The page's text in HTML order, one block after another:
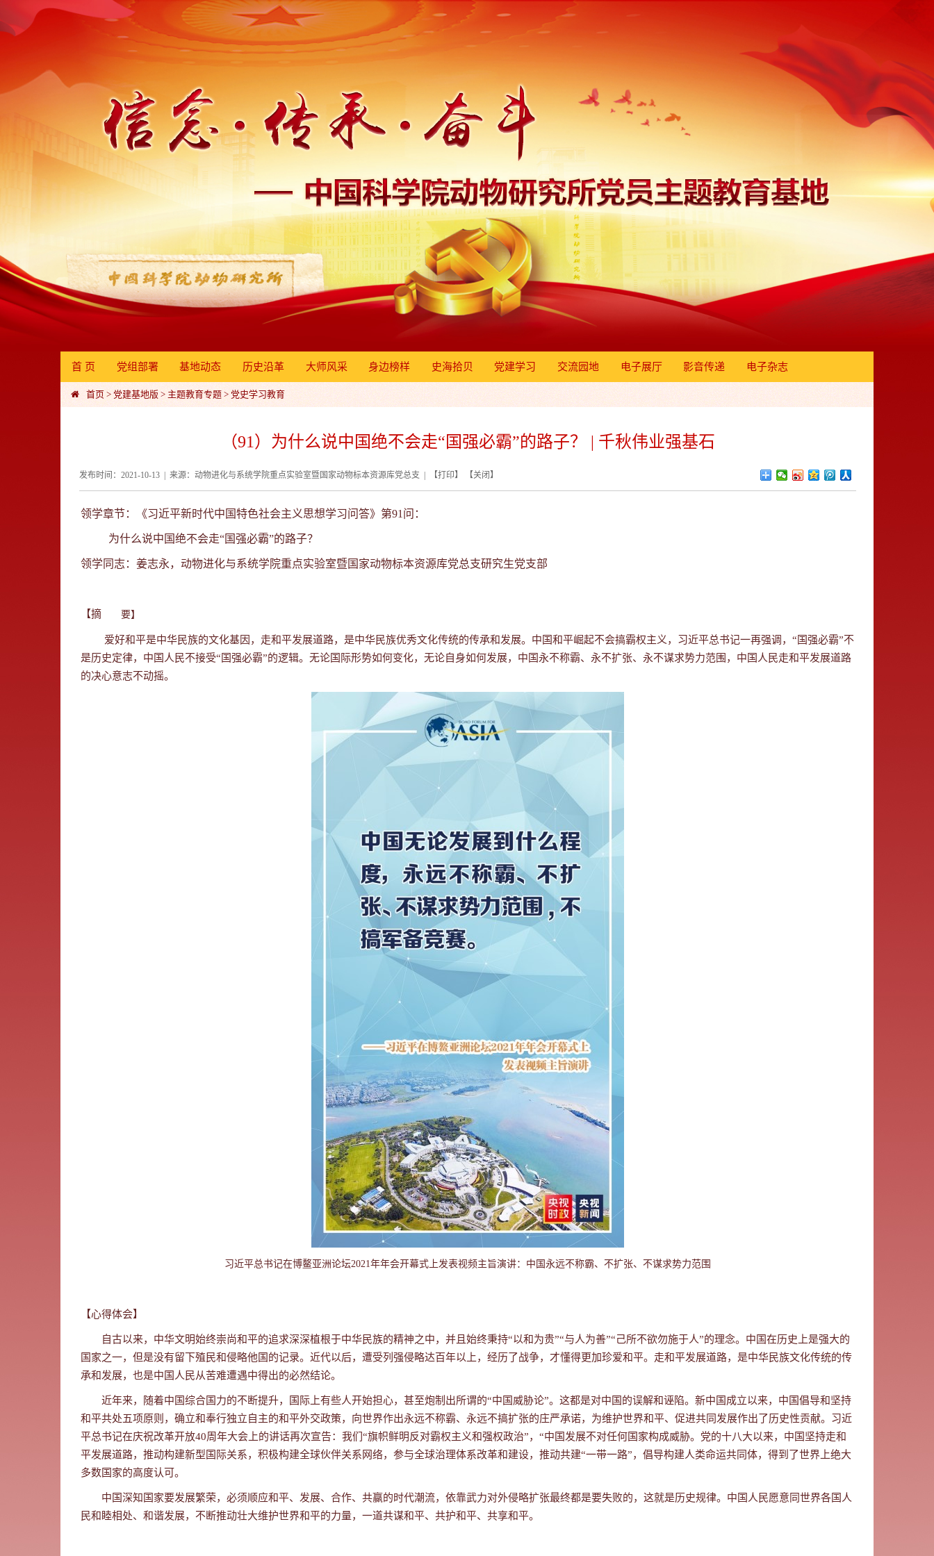
首 页 党组部署 基地动态 历史沿革 大师风采 身边榜样 史海拾贝 党建学习 交流园地 电子展厅 影音传递 电子杂志
首页 > 党建基地版 > 主题教育专题 > 党史学习教育
（91）为什么说中国绝不会走“国强必霸”的路子？ | 千秋伟业强基石
发布时间：2021-10-13 | 来源：动物进化与系统学院重点实验室暨国家动物标本资源库党总支 | 【打印】 【关闭 】
领学章节：《习近平新时代中国特色社会主义思想学习问答》第91问：
为什么说中国绝不会走“国强必霸”的路子？
领学同志：姜志永，动物进化与系统学院重点实验室暨国家动物标本资源库党总支研究生党支部
【摘 要】
爱好和平是中华民族的文化基因，走和平发展道路，是中华民族优秀文化传统的传承和发展。中国和平崛起不会搞霸权主义，习近平总书记一再强调，“国强必霸”不
是历史定律，中国人民不接受“国强必霸”的逻辑。无论国际形势如何变化，无论自身如何发展，中国永不称霸、永不扩张、永不谋求势力范围，中国人民走和平发展道路
的决心意志不动摇。
习近平总书记在博鳌亚洲论坛2021年年会开幕式上发表视频主旨演讲：中国永远不称霸、不扩张、不谋求势力范围
【心得体会】
自古以来，中华文明始终崇尚和平的追求深深植根于中华民族的精神之中，并且始终秉持“以和为贵”“与人为善”“己所不欲勿施于人”的理念。中国在历史上是强大的
国家之一，但是没有留下殖民和侵略他国的记录。近代以后，遭受列强侵略达百年以上，经历了战争，才懂得更加珍爱和平。走和平发展道路，是中华民族文化传统的传
承和发展，也是中国人民从苦难遭遇中得出的必然结论。
近年来，随着中国综合国力的不断提升，国际上有些人开始担心，甚至炮制出所谓的“中国威胁论”。这都是对中国的误解和诬陷。新中国成立以来，中国倡导和坚持
和平共处五项原则，确立和奉行独立自主的和平外交政策，向世界作出永远不称霸、永远不搞扩张的庄严承诺，为维护世界和平、促进共同发展作出了历史性贡献。习近
平总书记在庆祝改革开放40周年大会上的讲话再次宣告：我们“旗帜鲜明反对霸权主义和强权政治”，“中国发展不对任何国家构成威胁。党的十八大以来，中国坚持走和
平发展道路，推动构建新型国际关系，积极构建全球伙伴关系网络，参与全球治理体系改革和建设，推动共建“一带一路”，倡导构建人类命运共同体，得到了世界上绝大
多数国家的高度认可。
中国深知国家要发展繁荣，必须顺应和平、发展、合作、共赢的时代潮流，依靠武力对外侵略扩张最终都是要失败的，这就是历史规律。中国人民愿意同世界各国人
民和睦相处、和谐发展，不断推动壮大维护世界和平的力量，一道共谋和平、共护和平、共享和平。